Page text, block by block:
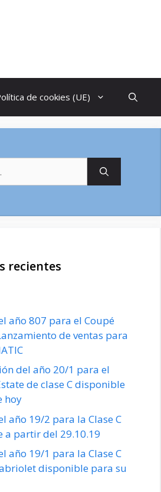
de cookies (UE)
recientes
año 807 para el Coupé
de ventas para
del año 20/1 para el
de clase C disponible
hoy
año 19/2 para la Clase C
a partir del 29.10.19
año 19/1 para la Clase C
disponible para su